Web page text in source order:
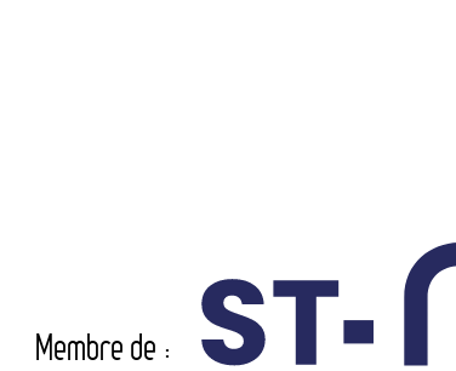
Membre de :